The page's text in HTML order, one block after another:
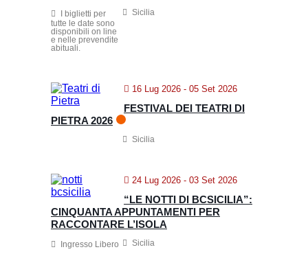
Sicilia
I biglietti per
tutte le date sono
disponibili on line
e nelle prevendite
abituali.
16 Lug 2026 - 05 Set 2026
FESTIVAL DEI TEATRI DI
PIETRA 2026
Sicilia
24 Lug 2026 - 03 Set 2026
“LE NOTTI DI BCSICILIA”:
CINQUANTA APPUNTAMENTI PER
RACCONTARE L’ISOLA
Sicilia
Ingresso Libero